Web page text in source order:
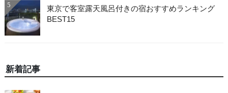
5
東京で客室露天風呂付きの宿おすすめランキング
BEST15
新着記事